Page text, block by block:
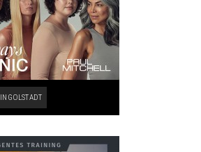
INGOLSTADT